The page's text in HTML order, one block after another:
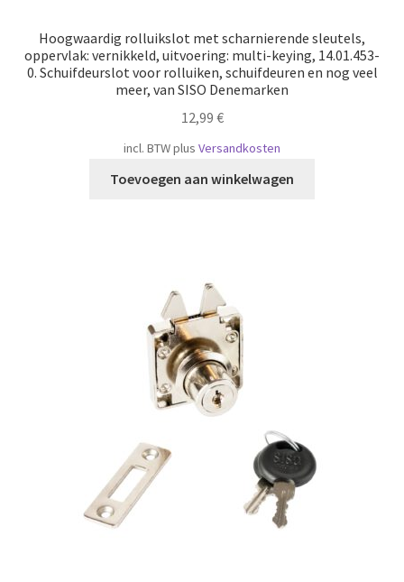
Hoogwaardig rolluikslot met scharnierende sleutels,
oppervlak: vernikkeld, uitvoering: multi-keying, 14.01.453-
0. Schuifdeurslot voor rolluiken, schuifdeuren en nog veel
meer, van SISO Denemarken
12,99 €
incl. BTWplus Versandkosten
Toevoegen aan winkelwagen